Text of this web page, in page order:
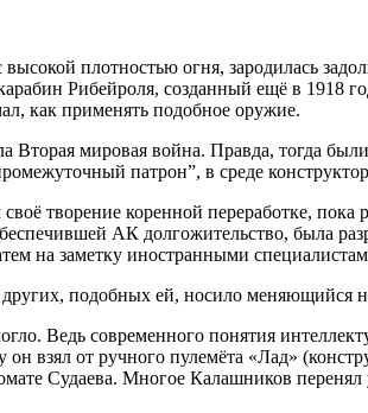
плотностью огня, зародилась
Рибейроля, созданный ещё в 1918
как применять подобное оружие.
Вторая мировая война. Правда, тогда
патрон”, в среде
творение коренной переработке,
АК долгожительство, была
на заметку иностранными
подобных ей, носило меняющийся
Ведь современного понятия
взял от ручного пулемёта «Лад»
Судаева. Многое Калашников